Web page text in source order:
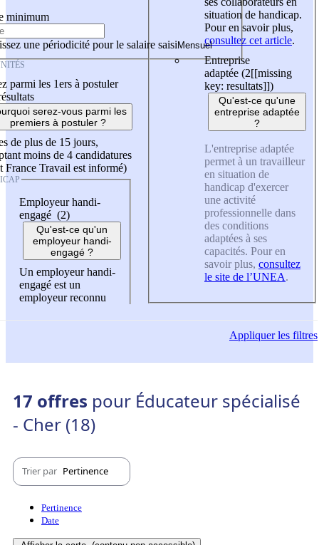
minimum
une périodicité pour le salaire saisi
parmi les 1ers à postuler
serez-vous parmi les
premiers à postuler ?
de plus de 15 jours,
moins de 4 candidatures
France Travail est informé)
Employeur handi-
engagé (2)
Qu'est-ce qu'un
employeur handi-
engagé ?
Un employeur handi-
engagé est un
employeur reconnu
situation de handicap.
Pour en savoir plus,
consultez cet article.
Entreprise
adaptée (2[[missing
key: resultats]])
Qu'est-ce qu'une
entreprise adaptée
?
L'entreprise adaptée
permet à un travailleur
en situation de
handicap d'exercer
une activité
professionnelle dans
des conditions
adaptées à ses
capacités. Pour en
savoir plus, consultez
le site de l’UNEA.
Appliquerles filtres
17 offres pour Éducateur spécialisé
- Cher (18)
Trier par Pertinence
Pertinence
Date